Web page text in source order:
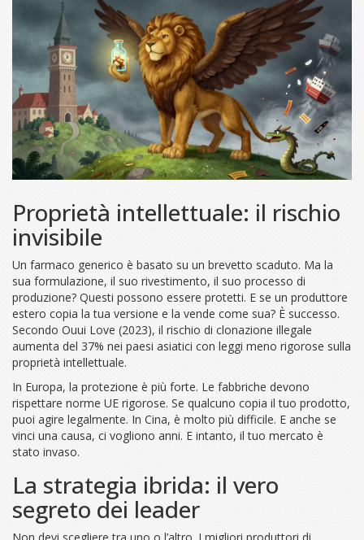
Proprietà intellettuale: il rischio
invisibile
Un farmaco generico è basato su un brevetto scaduto. Ma la
sua formulazione, il suo rivestimento, il suo processo di
produzione? Questi possono essere protetti. E se un produttore
estero copia la tua versione e la vende come sua? È successo.
Secondo Ouui Love (2023), il rischio di clonazione illegale
aumenta del 37% nei paesi asiatici con leggi meno rigorose sulla
proprietà intellettuale.
In Europa, la protezione è più forte. Le fabbriche devono
rispettare norme UE rigorose. Se qualcuno copia il tuo prodotto,
puoi agire legalmente. In Cina, è molto più difficile. E anche se
vinci una causa, ci vogliono anni. E intanto, il tuo mercato è
stato invaso.
La strategia ibrida: il vero
segreto dei leader
Non devi scegliere tra uno o l’altro. I migliori produttori di